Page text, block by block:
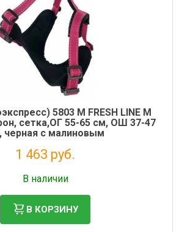
5803 M FRESH LINE M
сетка,ОГ 55-65 см, ОШ 37-47
черная с малиновым
1 463 руб.
В наличии
В КОРЗИНУ